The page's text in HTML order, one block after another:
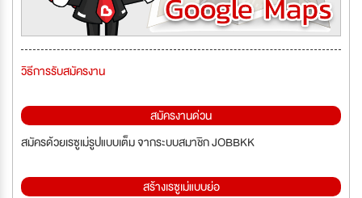
วิธีการรับสมัครงาน
สมัครงานด่วน
สมัครด้วยเรซูเม่รูปแบบเต็ม จากระบบสมาชิก JOBBKK
สร้างเรซูเม่แบบย่อ